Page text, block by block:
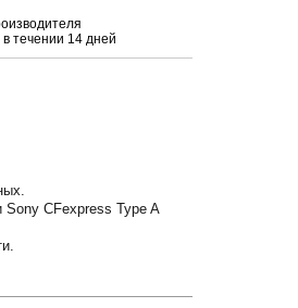
течении 14 дней
CFexpress Type A